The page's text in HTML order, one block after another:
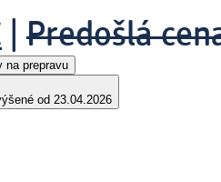
Predošlá
na prepravu
od 23.04.2026